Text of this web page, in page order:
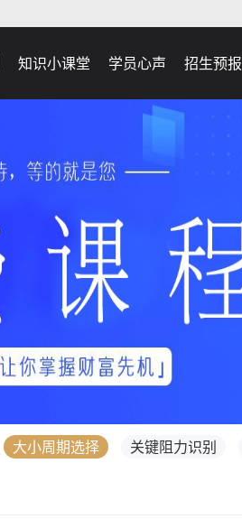
知识小课堂 学员心声 招生预报
大小周期选择 关键阻力识别